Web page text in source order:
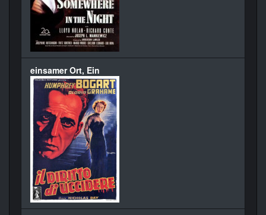
einsamer Ort, Ein